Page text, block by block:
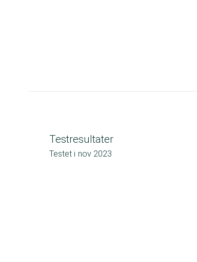
Testresultater
Testet i nov 2023